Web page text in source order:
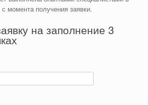
момента получения заявки.
на заполнение 3